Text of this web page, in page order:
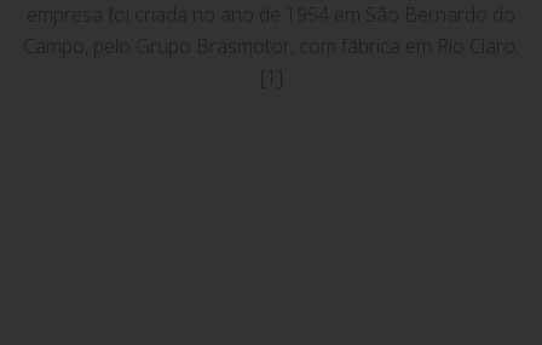
empresa foi criada no ano de 1954 em São Bernardo do
Campo, pelo Grupo Brasmotor, com fábrica em Rio Claro.
[1]